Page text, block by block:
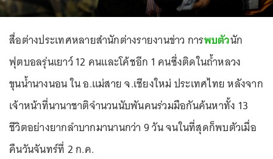
สื่อต่างประเทศหลายสำนักต่างรายงานข่าว การพบตัวนัก
ฟุตบอลรุ่นเยาว์ 12 คนและโค้ชอีก 1 คนซึ่งติดในถ้ำหลวง
ขุนน้ำนางนอน ใน อ.แม่สาย จ.เชียงใหม่ ประเทศไทย หลังจาก
เจ้าหน้าที่นานาชาติจำนวนนับพันคนร่วมมือกันค้นหาทั้ง 13
ชีวิตอย่างยากลำบากมานานกว่า 9 วัน จนในที่สุดก็พบตัวเมื่อ
คืนวันจันทร์ที่ 2 ก.ค.